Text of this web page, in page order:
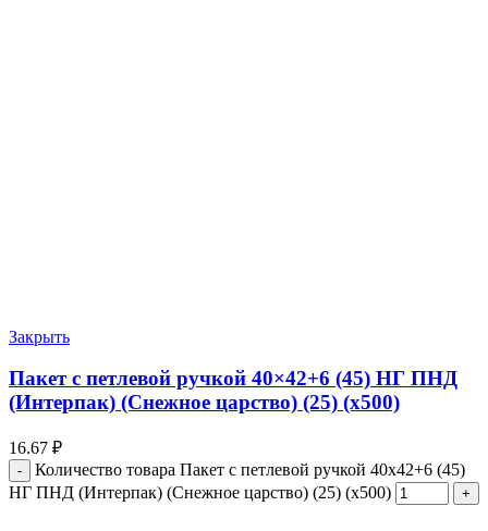
Закрыть
Пакет с петлевой ручкой 40×42+6 (45) НГ ПНД
(Интерпак) (Снежное царство) (25) (х500)
16.67 ₽
Количество товара Пакет с петлевой ручкой 40x42+6 (45)
НГ ПНД (Интерпак) (Снежное царство) (25) (х500)